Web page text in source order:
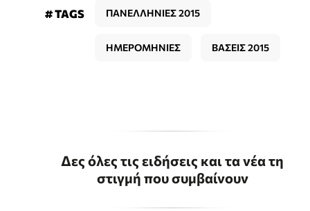
# TAGS ΠΑΝΕΛΛΗΝΙΕΣ 2015
ΗΜΕΡΟΜΗΝΙΕΣ ΒΑΣΕΙΣ 2015
Δες όλες τις ειδήσεις και τα νέα τη
στιγμή που συμβαίνουν